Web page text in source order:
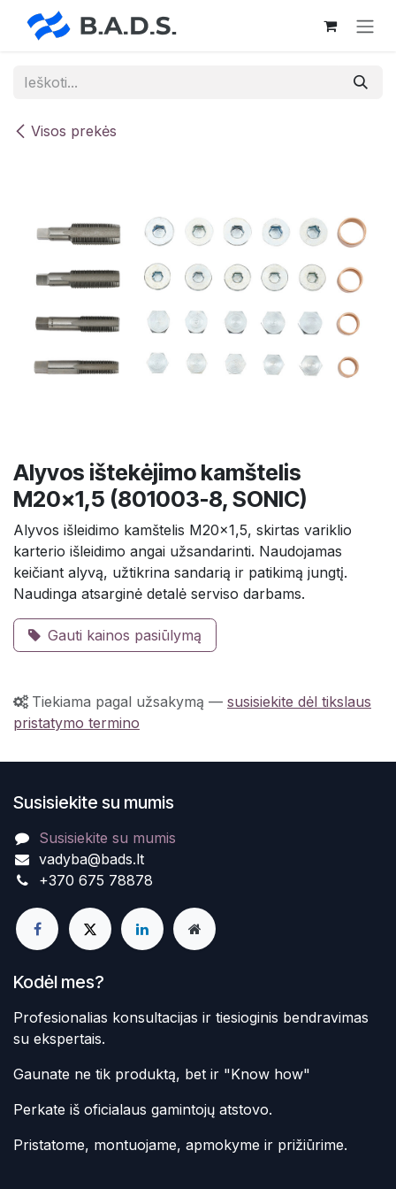
Skip to Content
Visos prekės
Alyvos ištekėjimo kamštelis
M20×1,5 (801003-8, SONIC)
Alyvos išleidimo kamštelis M20x1,5, skirtas variklio
karterio išleidimo angai užsandarinti. Naudojamas
keičiant alyvą, užtikrina sandarią ir patikimą jungtį.
Naudinga atsarginė detalė serviso darbams.
Gauti kainos pasiūlymą
Tiekiama pagal užsakymą — susisiekite dėl tikslaus
pristatymo termino
Susisiekite su mumis
Susisiekite su mumis
vadyba@bads.lt
+370 675 78878
Kodėl mes?
Profesionalias konsultacijas ir tiesioginis bendravimas
su ekspertais.
Gaunate ne tik produktą, bet ir "Know how"
Perkate iš oficialaus gamintojų atstovo.
Pristatome, montuojame, apmokyme ir prižiūrime.